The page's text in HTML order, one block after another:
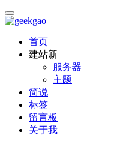
首页
建站新
服务器
主题
简说
标签
留言板
关于我